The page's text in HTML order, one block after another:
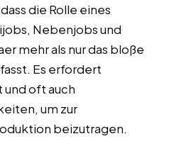
die Rolle eines
Nebenjobs und
mehr als nur das bloße
Es erfordert
oft auch
um zur
beizutragen.